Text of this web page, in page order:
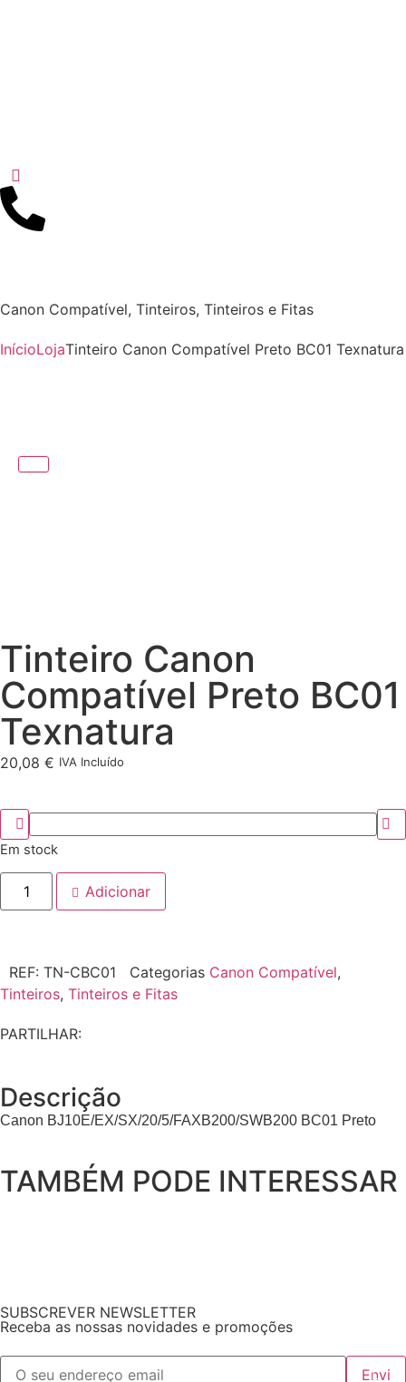
Canon Compatível, Tinteiros, Tinteiros e Fitas
InícioLojaTinteiro Canon Compatível Preto BC01 Texnatura
Tinteiro Canon
Compatível Preto BC01
Texnatura
20,08 € IVA Incluído
Em stock
Adicionar
REF: TN-CBC01 Categorias Canon Compatível,
Tinteiros, Tinteiros e Fitas
PARTILHAR:
Descrição
Canon BJ10E/EX/SX/20/5/FAXB200/SWB200 BC01 Preto
TAMBÉM PODE INTERESSAR
SUBSCREVER NEWSLETTER
Receba as nossas novidades e promoções